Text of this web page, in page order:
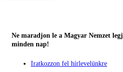
Ne maradjon le a Magyar Nemzet
minden nap!
Iratkozzon fel hírlevelünkre